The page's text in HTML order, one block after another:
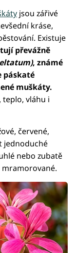
jsou zářivé
kráse,
Existuje
převážně
, známé
páskaté
muškáty.
vláhu i
červené,
jednoduché
nebo zubatě